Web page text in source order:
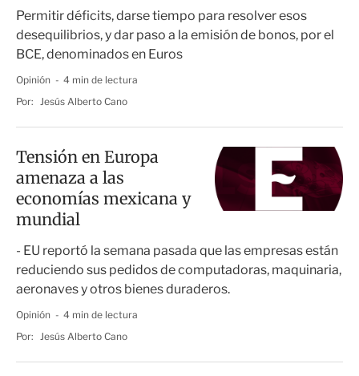
Permitir déficits, darse tiempo para resolver esos
desequilibrios, y dar paso a la emisión de bonos, por el
BCE, denominados en Euros
Opinión
4 min de lectura
Por: Jesús Alberto Cano
Tensión en Europa
amenaza a las
economías mexicana y
mundial
- EU reportó la semana pasada que las empresas están
reduciendo sus pedidos de computadoras, maquinaria,
aeronaves y otros bienes duraderos.
Opinión
4 min de lectura
Por: Jesús Alberto Cano